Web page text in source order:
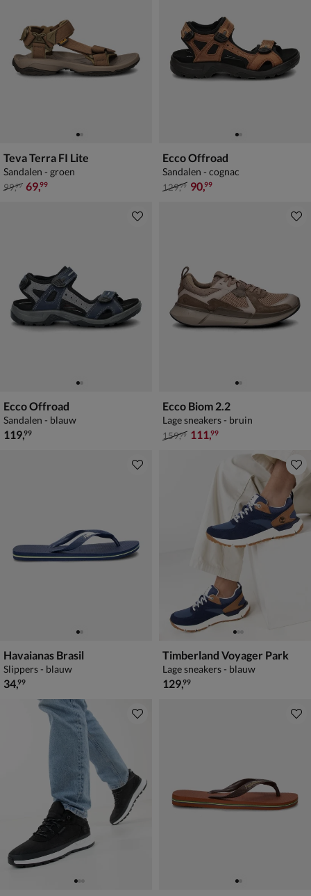
Teva Terra FI Lite
Sandalen - groen
van € 99,99 voor € 69,99
99,99 69,99
Ecco Offroad
Sandalen - cognac
van € 129,99 voor € 90,99
129,99 90,99
Ecco Offroad
Sandalen - blauw
€ 119,99
119,99
Ecco Biom 2.2
Lage sneakers - bruin
van € 159,99 voor € 111,99
159,99 111,99
Havaianas Brasil
Slippers - blauw
€ 34,99
34,99
Timberland Voyager Park
Lage sneakers - blauw
€ 129,99
129,99